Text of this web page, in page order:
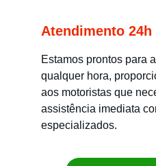
Atendimento 24h
Estamos prontos para
qualquer hora,
aos motoristas que
assistência imediata
especializados.